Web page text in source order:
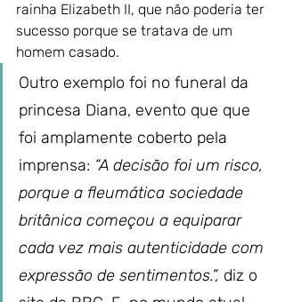
rainha Elizabeth II, que não poderia ter
sucesso porque se tratava de um
homem casado.
Outro exemplo foi no funeral da
princesa Diana, evento que que
foi amplamente coberto pela
imprensa: “A decisão foi um risco,
porque a fleumática sociedade
britânica começou a equiparar
cada vez mais autenticidade com
expressão de sentimentos.”, diz o